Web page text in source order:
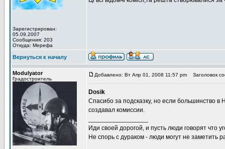
Зарегистрирован:
05.09.2007
Сообщения: 203
Откуда: Мерефа
Вернуться к началу
Modulyator
Градостроитель
Добавлено: Вт Апр 01, 2008 11:57 pm Заголовок
Dosik
Спасибо за подсказку, но если большинство в
создавал комиссии.
Иди своей дорогой, и пусть люди говорят что
Не спорь с дураком - люди могут не